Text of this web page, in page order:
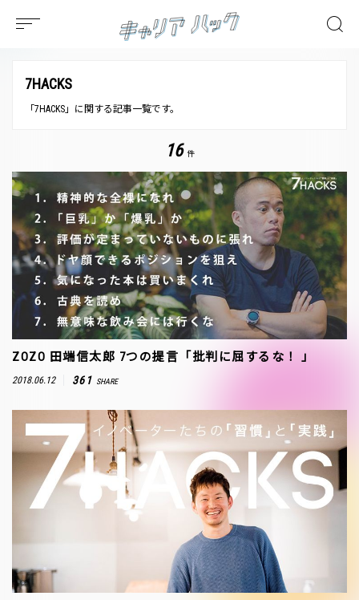
7HACKS
「7HACKS」に関する記事一覧です。
16 件
ZOZO 田端信太郎 7つの提言「批判に屈するな！ 」
2018.06.12 361 SHARE